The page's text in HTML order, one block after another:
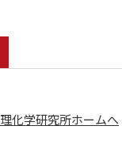
理化学研究所ホームへ